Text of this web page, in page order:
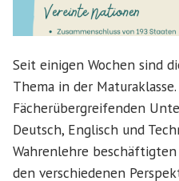
Seit einigen Wochen sind
Thema in der
Fächerübergreifenden
Deutsch, Englisch und
Wahrenlehre
den verschiedenen